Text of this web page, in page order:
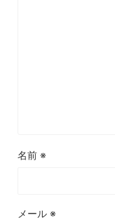
名前 ※
メール ※